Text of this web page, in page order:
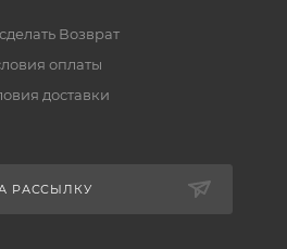
Возврат
оплаты
доставки
РАССЫЛКУ